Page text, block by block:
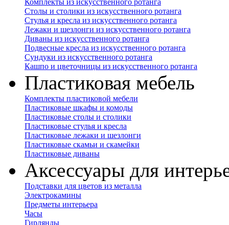
Комплекты из искусственного ротанга
Столы и столики из искусственного ротанга
Стулья и кресла из искусственного ротанга
Лежаки и шезлонги из искусственного ротанга
Диваны из искусственного ротанга
Подвесные кресла из искусственного ротанга
Сундуки из искусственного ротанга
Кашпо и цветочницы из искусственного ротанга
Пластиковая мебель
Комплекты пластиковой мебели
Пластиковые шкафы и комоды
Пластиковые столы и столики
Пластиковые стулья и кресла
Пластиковые лежаки и шезлонги
Пластиковые скамьи и скамейки
Пластиковые диваны
Аксессуары для
Подставки для цветов из металла
Электрокамины
Предметы интерьера
Часы
Гирлянды